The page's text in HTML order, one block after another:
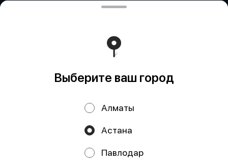
ИП Дубинина / ИП Збирун / ИП ART
БИН:871015450730 ИП ART COR - БИН:970312451058
Работает на эффективном ядре
Политика конфиденциальности
Выберите ваш город
Алматы
Астана
Павлодар